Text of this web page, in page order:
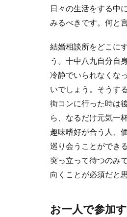
日々の生活をする中
みるべきです。何と
結婚相談所をどこに
う。十中八九自分自
冷静でいられなくな
いでしょう。そうす
街コンに行った時は
ら、なるだけ元気一
趣味嗜好が合う人、
巡り会うことができ
突っ立って待つのみ
向くことが必須だと
お一人で参加